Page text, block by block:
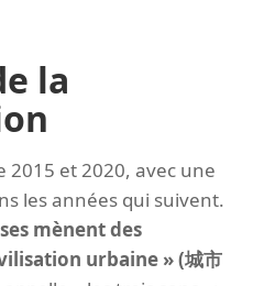
la
et 2020, avec une
les années qui suivent.
mènent des
urbaine » (城市